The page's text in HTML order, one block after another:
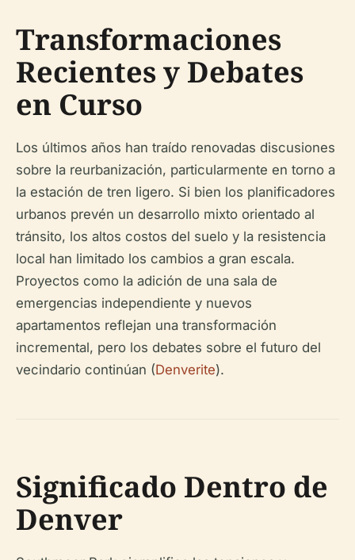
Transformaciones
Recientes y Debates
en Curso
Los últimos años han traído renovadas discusiones
sobre la reurbanización, particularmente en torno a
la estación de tren ligero. Si bien los planificadores
urbanos prevén un desarrollo mixto orientado al
tránsito, los altos costos del suelo y la resistencia
local han limitado los cambios a gran escala.
Proyectos como la adición de una sala de
emergencias independiente y nuevos
apartamentos reflejan una transformación
incremental, pero los debates sobre el futuro del
vecindario continúan (Denverite).
Significado Dentro de
Denver